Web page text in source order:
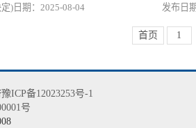
2025-08-04
首页 1
豫ICP备12023253号-1
号